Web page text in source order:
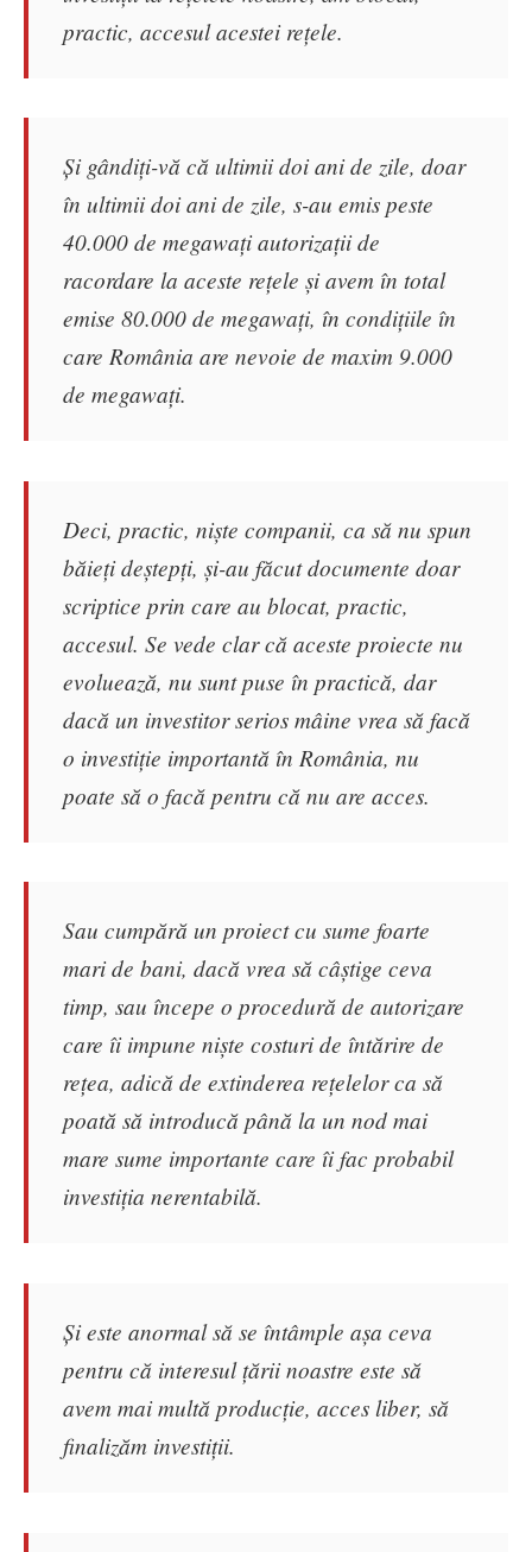
practic, accesul acestei rețele.
Și gândiți-vă că ultimii doi ani de zile, doar
în ultimii doi ani de zile, s-au emis peste
40.000 de megawați autorizații de
racordare la aceste rețele și avem în total
emise 80.000 de megawați, în condițiile în
care România are nevoie de maxim 9.000
de megawați.
Deci, practic, niște companii, ca să nu spun
băieți deștepți, și-au făcut documente doar
scriptice prin care au blocat, practic,
accesul. Se vede clar că aceste proiecte nu
evoluează, nu sunt puse în practică, dar
dacă un investitor serios mâine vrea să facă
o investiție importantă în România, nu
poate să o facă pentru că nu are acces.
Sau cumpără un proiect cu sume foarte
mari de bani, dacă vrea să câștige ceva
timp, sau începe o procedură de autorizare
care îi impune niște costuri de întărire de
rețea, adică de extinderea rețelelor ca să
poată să introducă până la un nod mai
mare sume importante care îi fac probabil
investiția nerentabilă.
Și este anormal să se întâmple așa ceva
pentru că interesul țării noastre este să
avem mai multă producție, acces liber, să
finalizăm investiții.